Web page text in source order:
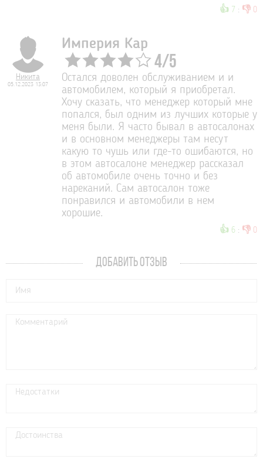
👍 7 : 👎 0
Никита
05.12.2023 13:07
Империя Кар
4/5
Остался доволен обслуживанием и и
автомобилем, который я приобретал.
Хочу сказать, что менеджер который мне
попался, был одним из лучших которые у
меня были. Я часто бывал в автосалонах
и в основном менеджеры там несут
какую то чушь или где-то ошибаются, но
в этом автосалоне менеджер рассказал
об автомобиле очень точно и без
нареканий. Сам автосалон тоже
понравился и автомобили в нем
хорошие.
👍 6 : 👎 0
ДОБАВИТЬ ОТЗЫВ